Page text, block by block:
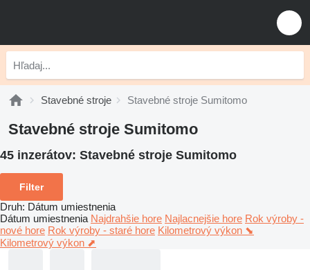
Stavebné stroje Stavebné stroje Sumitomo
Stavebné stroje Sumitomo
45 inzerátov: Stavebné stroje Sumitomo
Filter
Druh: Dátum umiestnenia
Dátum umiestnenia Najdrahšie hore Najlacnejšie hore Rok výroby -
nové hore Rok výroby - staré hore Kilometrový výkon ⬊
Kilometrový výkon ⬈